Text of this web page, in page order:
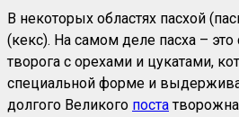
В некоторых областях пасхой
(кекс). На самом деле пасха –
творога с орехами и цукатами,
специальной форме и
долгого Великого поста